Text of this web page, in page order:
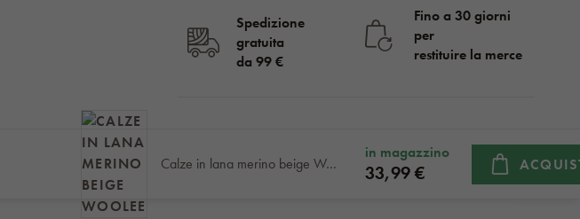
Spedizione
gratuita
da 99 €
Fino a 30 giorni
per
restituire la merce
Calze in lana merino beige Woolee
in magazzino
33,99 €